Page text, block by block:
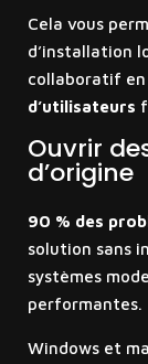
Cela vous
d’installation
collaboratif en
d’utilisateurs
Ouvrir
d’origine
90 % des
solution sans
systèmes
performantes.
Windows et